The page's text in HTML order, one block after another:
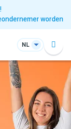
worden
NL